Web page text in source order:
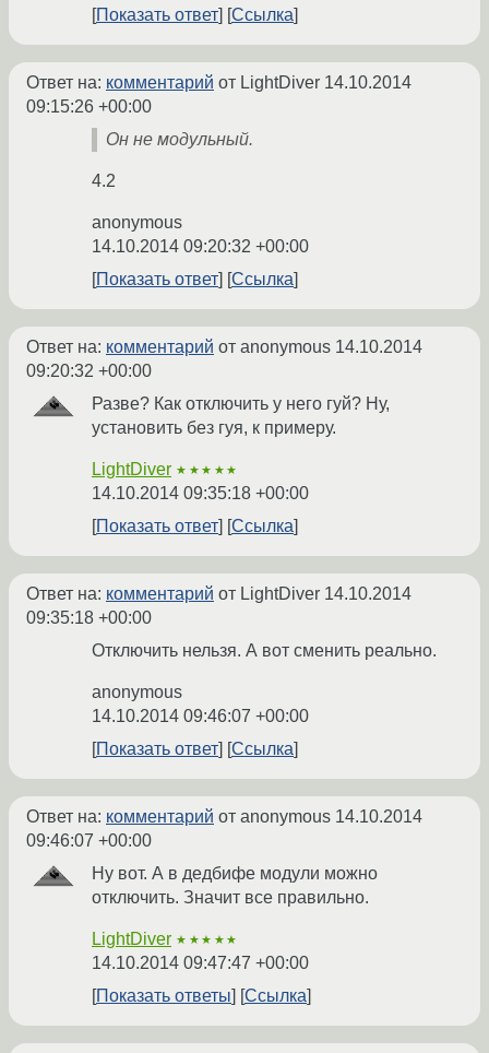
Показать ответ
Ссылка
Ответ на: комментарий от LightDiver 14.10.2014
09:15:26 +00:00
Он не модульный.
4.2
anonymous
14.10.2014 09:20:32 +00:00
Показать ответ
Ссылка
Ответ на: комментарий от anonymous 14.10.2014
09:20:32 +00:00
Разве? Как отключить у него гуй? Ну,
установить без гуя, к примеру.
LightDiver ★★★★★
14.10.2014 09:35:18 +00:00
Показать ответ
Ссылка
Ответ на: комментарий от LightDiver 14.10.2014
09:35:18 +00:00
Отключить нельзя. А вот сменить реально.
anonymous
14.10.2014 09:46:07 +00:00
Показать ответ
Ссылка
Ответ на: комментарий от anonymous 14.10.2014
09:46:07 +00:00
Ну вот. А в дедбифе модули можно
отключить. Значит все правильно.
LightDiver ★★★★★
14.10.2014 09:47:47 +00:00
Показать ответы
Ссылка